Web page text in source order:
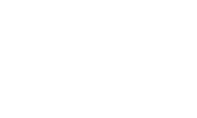
na vašo uporabo
Običajno